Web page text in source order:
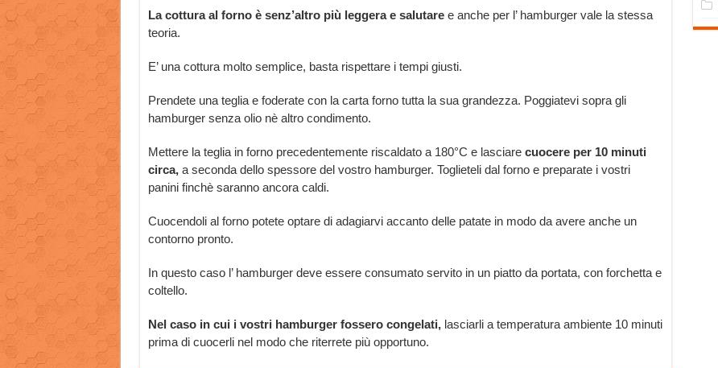
La cottura al forno è senz’altro più leggera e salutaree anche per l’ hamburger vale la stessa
teoria.
E’ una cottura molto semplice, basta rispettare i tempi giusti.
Prendete una teglia e foderate con la carta forno tutta la sua grandezza. Poggiatevi sopra gli
hamburger senza olio nè altro condimento.
Mettere la teglia in forno precedentemente riscaldato a 180°C e lasciare cuocere per 10 minuti
circa,a seconda dello spessore del vostro hamburger. Toglieteli dal forno e preparate i vostri
panini finchè saranno ancora caldi.
Cuocendoli al forno potete optare di adagiarvi accanto delle patate in modo da avere anche un
contorno pronto.
In questo caso l’ hamburger deve essere consumato servito in un piatto da portata, con forchetta e
coltello.
Nel caso in cui i vostri hamburger fossero congelati,lasciarli a temperatura ambiente 10 minuti
prima di cuocerli nel modo che riterrete più opportuno.